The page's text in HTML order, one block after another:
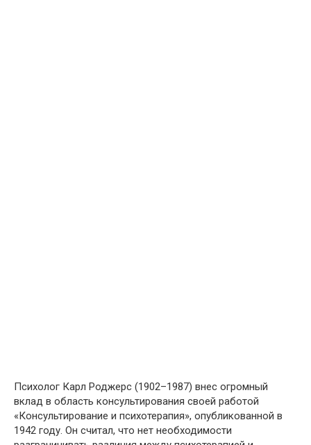
Психолог Карл Роджерс (1902–1987) внес огромный
вклад в область консультирования своей работой
«Консультирование и психотерапия», опубликованной в
1942 году. Он считал, что нет необходимости